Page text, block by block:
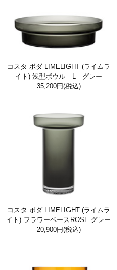
コスタ ボダ LIMELIGHT (ライムラ
イト) 浅型ボウル L グレー
35,200円(税込)
コスタ ボダ LIMELIGHT (ライムラ
イト) フラワーベースROSE グレー
20,900円(税込)